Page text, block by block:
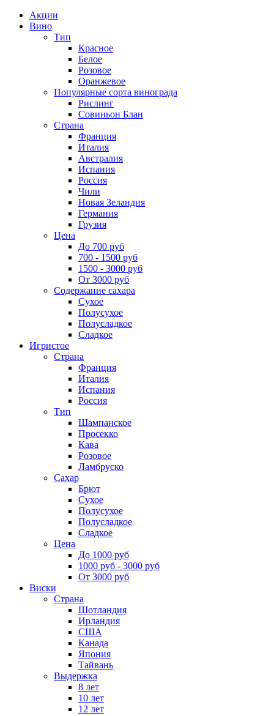
Акции
Вино
Тип
Красное
Белое
Розовое
Оранжевое
Популярные сорта винограда
Рислинг
Совиньон Блан
Страна
Франция
Италия
Австралия
Испания
Россия
Чили
Новая Зеландия
Германия
Грузия
Цена
До 700 руб
700 - 1500 руб
1500 - 3000 руб
От 3000 руб
Содержание сахара
Сухое
Полусухое
Полусладкое
Сладкое
Игристое
Страна
Франция
Италия
Испания
Россия
Тип
Шампанское
Просекко
Кава
Розовое
Ламбруско
Сахар
Брют
Сухое
Полусухое
Полусладкое
Сладкое
Цена
До 1000 руб
1000 руб - 3000 руб
От 3000 руб
Виски
Страна
Шотландия
Ирландия
США
Канада
Япония
Тайвань
Выдержка
8 лет
10 лет
12 лет